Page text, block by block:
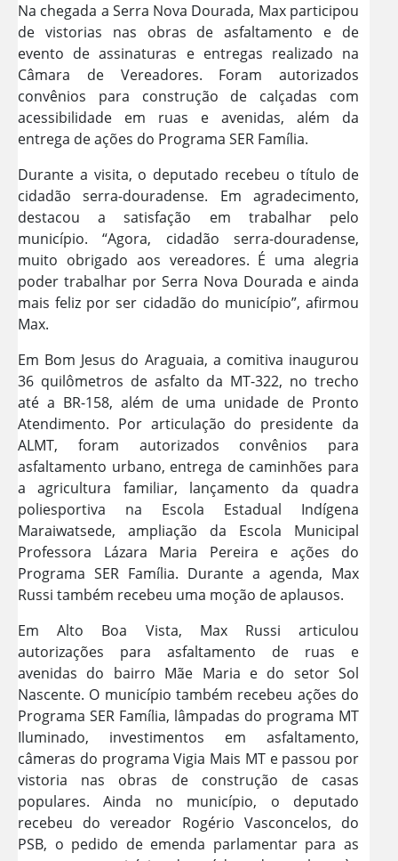
Na chegada a Serra Nova Dourada, Max participou
de vistorias nas obras de asfaltamento e de
evento de assinaturas e entregas realizado na
Câmara de Vereadores. Foram autorizados
convênios para construção de calçadas com
acessibilidade em ruas e avenidas, além da
entrega de ações do Programa SER Família.
Durante a visita, o deputado recebeu o título de
cidadão serra-douradense. Em agradecimento,
destacou a satisfação em trabalhar pelo
município. “Agora, cidadão serra-douradense,
muito obrigado aos vereadores. É uma alegria
poder trabalhar por Serra Nova Dourada e ainda
mais feliz por ser cidadão do município”, afirmou
Max.
Em Bom Jesus do Araguaia, a comitiva inaugurou
36 quilômetros de asfalto da MT-322, no trecho
até a BR-158, além de uma unidade de Pronto
Atendimento. Por articulação do presidente da
ALMT, foram autorizados convênios para
asfaltamento urbano, entrega de caminhões para
a agricultura familiar, lançamento da quadra
poliesportiva na Escola Estadual Indígena
Maraiwatsede, ampliação da Escola Municipal
Professora Lázara Maria Pereira e ações do
Programa SER Família. Durante a agenda, Max
Russi também recebeu uma moção de aplausos.
Em Alto Boa Vista, Max Russi articulou
autorizações para asfaltamento de ruas e
avenidas do bairro Mãe Maria e do setor Sol
Nascente. O município também recebeu ações do
Programa SER Família, lâmpadas do programa MT
Iluminado, investimentos em asfaltamento,
câmeras do programa Vigia Mais MT e passou por
vistoria nas obras de construção de casas
populares. Ainda no município, o deputado
recebeu do vereador Rogério Vasconcelos, do
PSB, o pedido de emenda parlamentar para as